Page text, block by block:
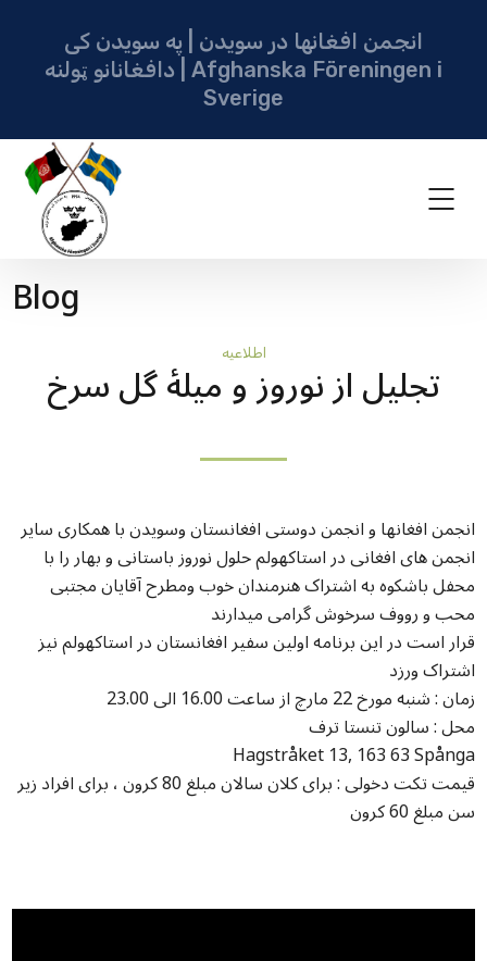
انجمن افغانها در سویدن | په سویدن کی
دافغانانو ټولنه | Afghanska Föreningen i
Sverige
Blog
اطلاعيه
تجلیل از نوروز و میلۀ گل سرخ
انجمن افغانها و انجمن دوستی افغانستان وسویدن با همکاری سایر
انجمن های افغانی در استاکهولم حلول نوروز باستانی و بهار را با
محفل باشکوه به اشتراک هنرمندان خوب ومطرح آقایان مجتبی
محب و رووف سرخوش گرامی میدارند
قرار است در این برنامه اولین سفیر افغانستان در استاکهولم نیز
اشتراک ورزد
زمان : شنبه مورخ 22 مارچ از ساعت 16.00 الی 23.00
محل : سالون تنستا ترف
Hagstråket 13, 163 63 Spånga
قیمت تکت دخولی : برای کلان سالان مبلغ 80 کرون ، برای افراد زیر
سن مبلغ 60 کرون